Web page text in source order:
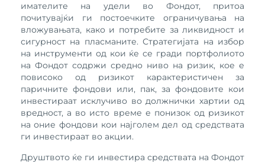
имателите на удели во Фондот, притоа
почитувајќи ги постоечките ограничувања на
вложувањата, како и потребите за ликвидност и
сигурност на пласманите. Стратегијата на избор
на инструменти од кои ќе се гради портфолиото
на Фондот содржи средно ниво на ризик, кое е
повисоко од ризикот карактеристичен за
паричните фондови или, пак, за фондовите кои
инвестираат исклучиво во должнички хартии од
вредност, а во исто време е понизок од ризикот
на оние фондови кои најголем дел од средствата
ги инвестираат во акции.
Друштвото ќе ги инвестира средствата на Фондот